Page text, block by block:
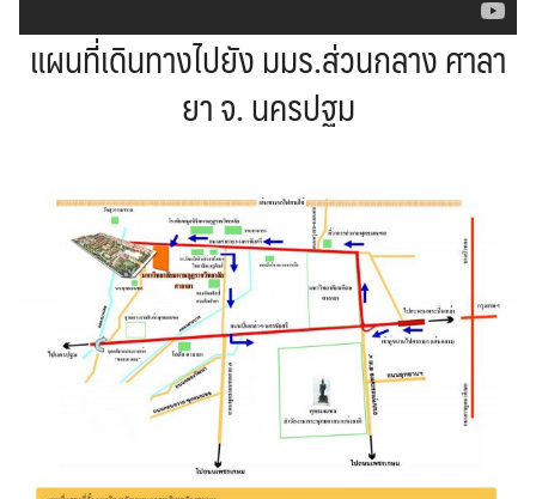
แผนที่เดินทางไปยัง มมร.ส่วนกลาง ศาลา
ยา จ. นครปฐม